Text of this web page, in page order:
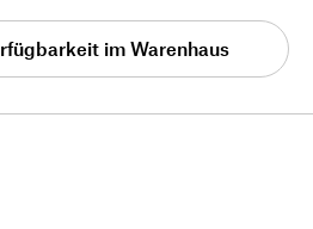
im Warenhaus